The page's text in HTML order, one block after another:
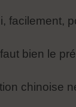
facilement,
bien le
chinoise